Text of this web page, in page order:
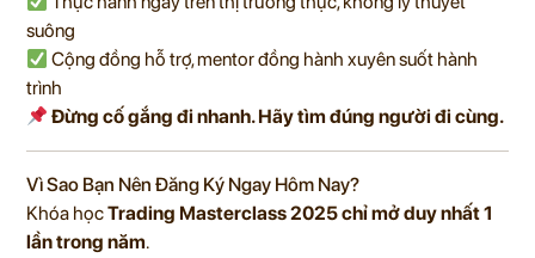
suông
Cộng đồng hỗ trợ, mentor đồng hành xuyên suốt hành
trình
Đừng cố gắng đi nhanh. Hãy tìm đúng người đi cùng.
Vì Sao Bạn Nên Đăng Ký Ngay Hôm Nay?
Khóa họcTrading Masterclass 2025chỉ mở duy nhất 1
lần trong năm.